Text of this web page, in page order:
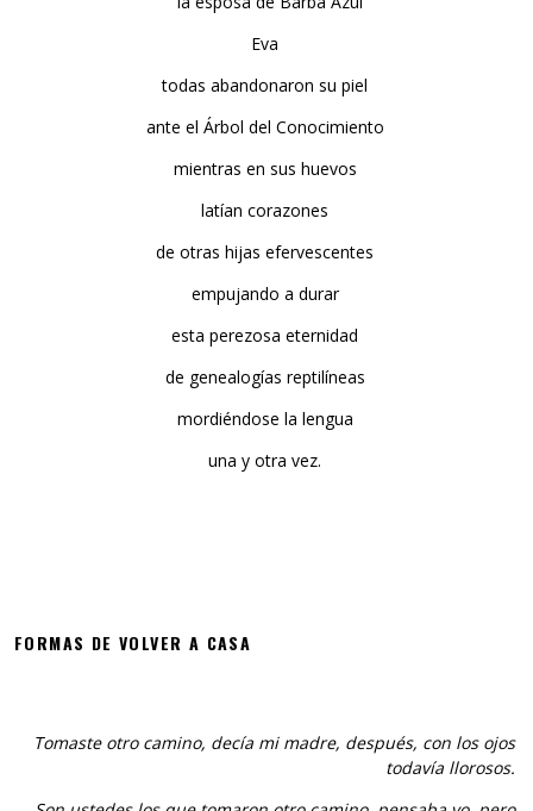
Eva
todas abandonaron su piel
ante el Árbol del Conocimiento
mientras en sus huevos
latían corazones
de otras hijas efervescentes
empujando a durar
esta perezosa eternidad
de genealogías reptilíneas
mordiéndose la lengua
una y otra vez.
FORMAS DE VOLVER A CASA
Tomaste otro camino, decía mi madre, después, con los ojos
todavía llorosos.